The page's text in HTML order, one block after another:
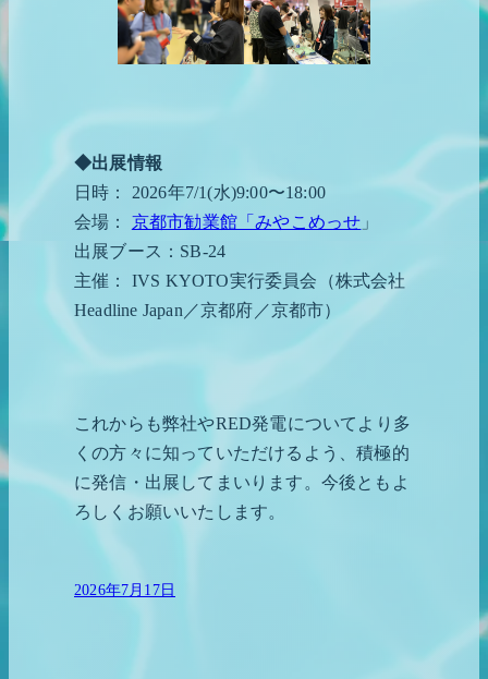
◆出展情報
日時： 2026年7/1(水)9:00〜18:00
会場： 京都市勧業館「みやこめっせ 」
出展ブース：SB-24
主催： IVS KYOTO実行委員会（株式会社
Headline Japan／京都府／京都市）
これからも弊社やRED発電についてより多
くの方々に知っていただけるよう、積極的
に発信・出展してまいります。今後ともよ
ろしくお願いいたします。
2026年7月17日